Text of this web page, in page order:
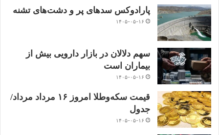
پارادوکس سدهای پر و دشت‌های تشنه
۱۴۰۵-۰۵-۱۶
سهم دلالان در بازار دارویی بیش از
بیماران است
۱۴۰۵-۰۵-۱۶
قیمت سکه‌و‌طلا‌ امروز ۱۶ مرداد مرداد/
جدول
۱۴۰۵-۰۵-۱۶